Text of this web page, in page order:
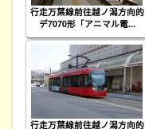
行走万葉線前往越ノ潟方向的
デ7070形「アニマル電...
行走万葉線前往越ノ潟方向的